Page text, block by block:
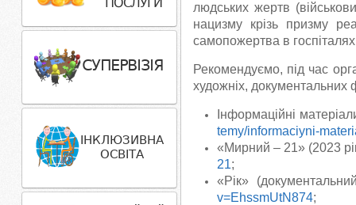
людських жертв
нацизму крізь призму
самопожертва в
Рекомендуємо, під час
художніх, документальних
Інформаційні
temy/informaciyni-
«Мирний – 21» (2023
21;
«Рік»
v=EhssmUtN874;